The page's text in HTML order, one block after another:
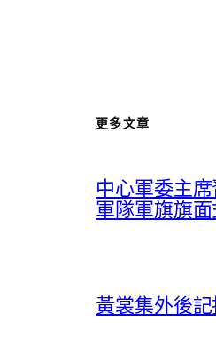
更多文章
中心軍委主
軍隊軍旗旗
黃裳集外後